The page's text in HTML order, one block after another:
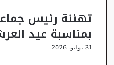
تهنئة رئيس
بمناسبة عيد
31 يوليو، 2026